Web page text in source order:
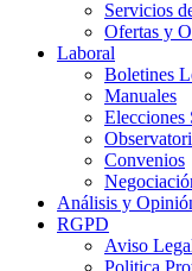
Servicios
Ofertas y
Laboral
Boletines
Manuales
Elecciones
Convenios
Análisis y
RGPD
Aviso